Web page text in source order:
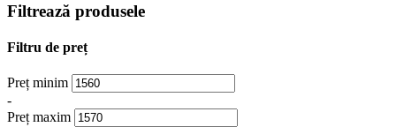
Filtrează produsele
Filtru de preț
Preț minim
-
Preț maxim